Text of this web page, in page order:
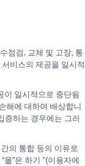
점검, 교체 및 고장, 통
비스의 제공을 일시적
일시적으로 중단됨
해에 대하여 배상합니
증하는 경우에는 그러
의 통합 등의 이유로
”은 하기 "(이용자에